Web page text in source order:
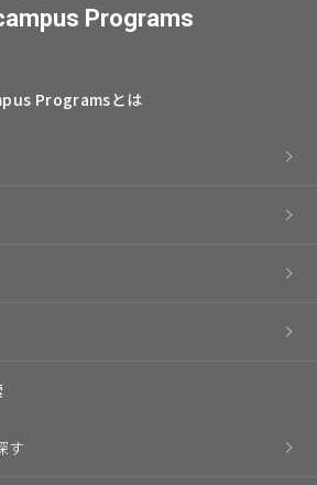
Programs
Programsとは
す